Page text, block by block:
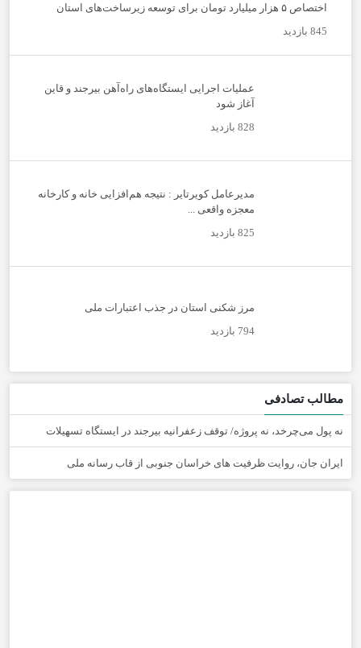
اختصاص ۵ هزار میلیارد تومان برای توسعه زیرساخت‌های استان
845 بازدید
عملیات اجرایی ایستگاه‌های راه‌آهن بیرجند و قاین
آغاز شود
828 بازدید
مدیرعامل کویرتایر : نتیجه هم‌افزایی خانه و کارخانه
معجزه واقعی ...
825 بازدید
مرز شکنی استان در جذب اعتبارات ملی
794 بازدید
مطالب تصادفی
نه پول می‌چرخد، نه پروژه/ توقف زعفرانیه بیرجند در ایستگاه تسهیلات
ایران جان، روایت ظرفیت های خراسان جنوبی از قاب رسانه ملی